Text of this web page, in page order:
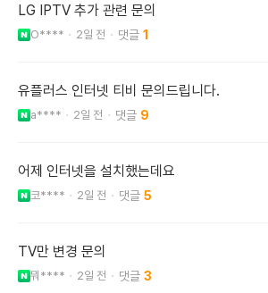
LG IPTV 추가 관련 문의
O**** 2일 전 1
유플러스 인터넷 티비 문의드립니다.
a**** 2일 전 9
어제 인터넷을 설치했는데요
코**** 2일 전 5
TV만 변경 문의
뭐**** 2일 전 3